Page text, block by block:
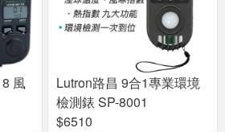
風
Lutron路昌 9合1專業環境
檢測錶 SP-8001
$6510